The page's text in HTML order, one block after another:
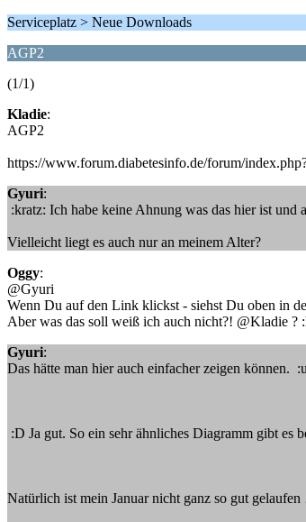
Serviceplatz > Neue Downloads
AGP2
(1/1)
Kladie:
AGP2
https://www.forum.diabetesinfo.de/forum/
Gyuri:
:kratz: Ich habe keine Ahnung was das hier ist und
Vielleicht liegt es auch nur an meinem Alter?
Oggy:
@Gyuri
Wenn Du auf den Link klickst - siehst Du oben in
Aber was das soll weiß ich auch nicht?! @Kladie ?
Gyuri:
Das hätte man hier auch einfacher zeigen können.
:D Ja gut. So ein sehr ähnliches Diagramm gibt es
Natürlich ist mein Januar nicht ganz so gut